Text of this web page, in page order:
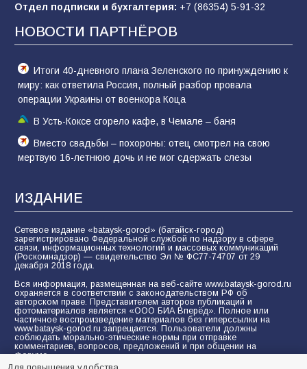
состоялось литературно-творческое
мероприятие для юных читателей «Читаем
сказку, рисуем в красках»
54 07.08.2026
Отдел подписки и бухгалтерия: +7 (86354) 5-91-32
НОВОСТИ ПАРТНЁРОВ
Итоги 40-дневного плана Зеленского по принуждению к
миру: как ответила Россия, полный разбор провала
операции Украины от военкора Коца
В Усть-Коксе сгорело кафе, в Чемале – баня
Вместо свадьбы – похороны: отец смотрел на свою
мертвую 16-летнюю дочь и не мог сдержать слезы
ИЗДАНИЕ
Сетевое издание «bataysk-gorod» (батайск-город)
зарегистрировано Федеральной службой по надзору в сфере
связи, информационных технологий и массовых коммуникаций
(Роскомнадзор) — свидетельство Эл № ФС77-74707 от 29
декабря 2018 года.
Вся информация, размещенная на веб-сайте www.bataysk-gorod.ru
охраняется в соответствии с законодательством РФ об
авторском праве. Представителем авторов публикаций и
фотоматериалов является «ООО БИА Вперёд». Полное или
частичное воспроизведение материалов без гиперссылки на
www.bataysk-gorod.ru запрещается. Пользователи должны
соблюдать морально-этические нормы при отправке
комментариев, вопросов, предложений и при общении на
форуме.